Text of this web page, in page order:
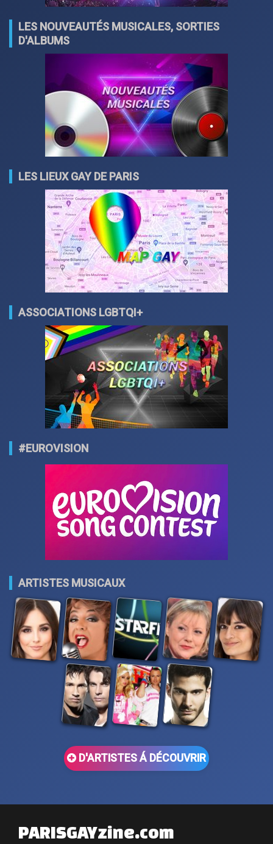
LES NOUVEAUTÉS MUSICALES, SORTIES
D'ALBUMS
LES LIEUX GAY DE PARIS
ASSOCIATIONS LGBTQI+
#EUROVISION
ARTISTES MUSICAUX
D'ARTISTES Á DÉCOUVRIR
PARISGAYzine.com